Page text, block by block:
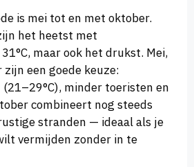
is mei tot en met oktober.
het heetst met
maar ook het drukst. Mei,
een goede keuze:
minder toeristen en
combineert nog steeds
stranden — ideaal als je
vermijden zonder in te